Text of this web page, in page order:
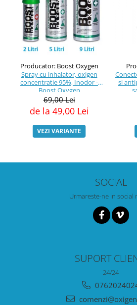
Producator: Boost Oxygen
Spray cu inhalator, oxigen
concentratie 95%, Inodor -
Boost Oxygen
69,00 Lei
de la 49,00 Lei
VEZI VARIANTE
si
SOCIAL
Urmareste-ne in social
SUPORT
24/24